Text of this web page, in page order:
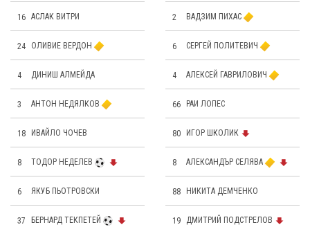
16 АСЛАК ВИТРИ
24 OЛИВИЕ ВЕРДОН
4 ДИНИШ АЛМЕЙДА
3 АНТОН НЕДЯЛКОВ
18 ИВАЙЛО ЧОЧЕВ
8 ТОДОР НЕДЕЛЕВ
6 ЯКУБ ПЬОТРОВСКИ
37 БЕРНАРД ТЕКПЕТЕЙ
2 ВАДЗИМ ПИХАС
6 СЕРГЕЙ ПОЛИТЕВИЧ
4 АЛЕКСЕЙ ГАВРИЛОВИЧ
66 РАИ ЛОПЕС
80 ИГОР ШКОЛИК
8 АЛЕКСАНДЪР СЕЛЯВА
88 НИКИТА ДЕМЧЕНКО
19 ДМИТРИЙ ПОДСТРЕЛОВ